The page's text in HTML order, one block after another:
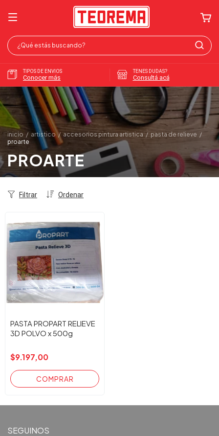
TIPOS DE ENVIOS
Conocer más
TENES DUDAS?
Consultá acá
inicio / artistico / accesorios pintura artistica / pasta de relieve /
proarte
PROARTE
Ordenar
Filtrar
PASTA PROPART RELIEVE
3D POLVO x 500g
$9.197,00
SEGUINOS